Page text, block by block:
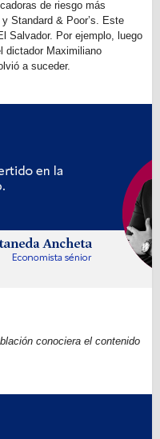
de riesgo más
Standard & Poor’s. Este
Salvador. Por ejemplo, luego
dictador Maximiliano
a suceder.
conociera el contenido